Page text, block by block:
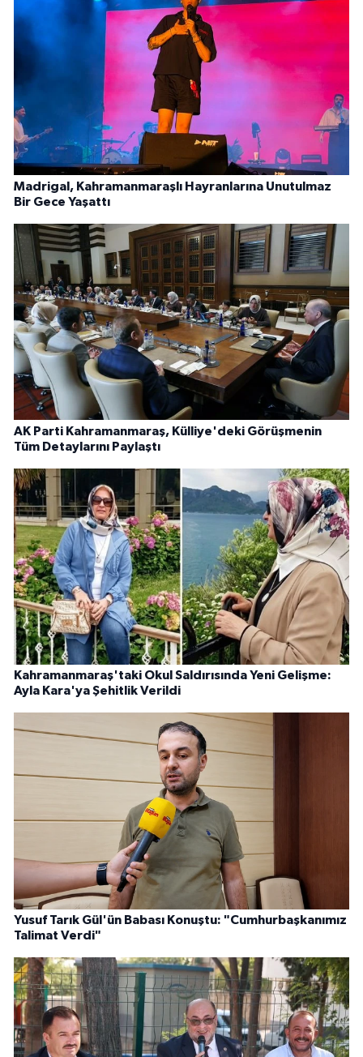
Madrigal, Kahramanmaraşlı Hayranlarına Unutulmaz
Bir Gece Yaşattı
AK Parti Kahramanmaraş, Külliye'deki Görüşmenin
Tüm Detaylarını Paylaştı
Kahramanmaraş'taki Okul Saldırısında Yeni Gelişme:
Ayla Kara'ya Şehitlik Verildi
Yusuf Tarık Gül'ün Babası Konuştu: "Cumhurbaşkanımız
Talimat Verdi"